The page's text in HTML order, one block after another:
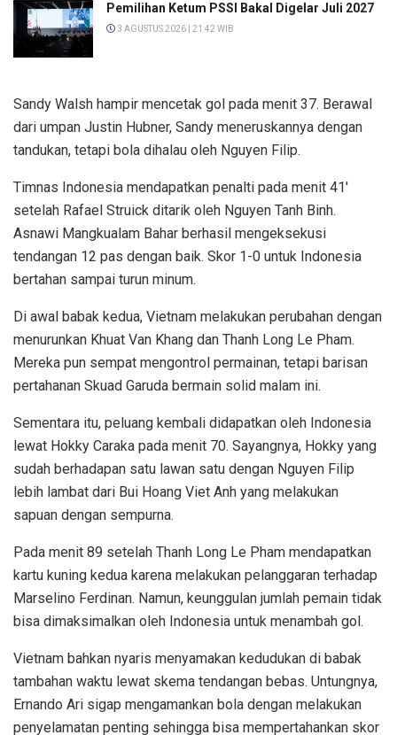
Pemilihan Ketum PSSI Bakal Digelar Juli 2027
3 AGUSTUS 2026 | 21:42 WIB
Sandy Walsh hampir mencetak gol pada menit 37. Berawal
dari umpan Justin Hubner, Sandy meneruskannya dengan
tandukan, tetapi bola dihalau oleh Nguyen Filip.
Timnas Indonesia mendapatkan penalti pada menit 41′
setelah Rafael Struick ditarik oleh Nguyen Tanh Binh.
Asnawi Mangkualam Bahar berhasil mengeksekusi
tendangan 12 pas dengan baik. Skor 1-0 untuk Indonesia
bertahan sampai turun minum.
Di awal babak kedua, Vietnam melakukan perubahan dengan
menurunkan Khuat Van Khang dan Thanh Long Le Pham.
Mereka pun sempat mengontrol permainan, tetapi barisan
pertahanan Skuad Garuda bermain solid malam ini.
Sementara itu, peluang kembali didapatkan oleh Indonesia
lewat Hokky Caraka pada menit 70. Sayangnya, Hokky yang
sudah berhadapan satu lawan satu dengan Nguyen Filip
lebih lambat dari Bui Hoang Viet Anh yang melakukan
sapuan dengan sempurna.
Pada menit 89 setelah Thanh Long Le Pham mendapatkan
kartu kuning kedua karena melakukan pelanggaran terhadap
Marselino Ferdinan. Namun, keunggulan jumlah pemain tidak
bisa dimaksimalkan oleh Indonesia untuk menambah gol.
Vietnam bahkan nyaris menyamakan kedudukan di babak
tambahan waktu lewat skema tendangan bebas. Untungnya,
Ernando Ari sigap mengamankan bola dengan melakukan
penyelamatan penting sehingga bisa mempertahankan skor